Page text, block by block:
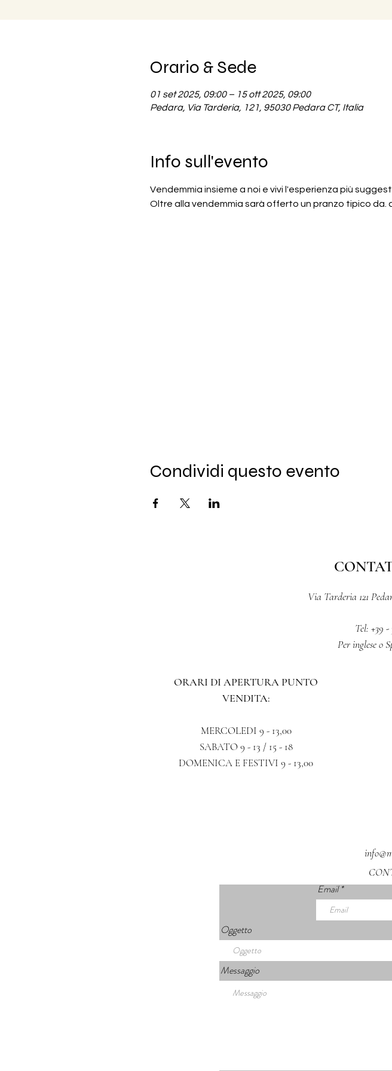
Orario & Sede
01 set 2025, 09:00 – 15 ott 2025, 09:00
Pedara, Via Tarderia, 121, 95030 Pedara CT, Italia
Info sull'evento
Vendemmia insieme a noi e vivi l'esperienza più
Oltre alla vendemmia sarà offerto un pranzo tipico da.
Condividi questo evento
Via Tarderia 121
Tel: +39
Per inglese o
ORARI DI APERTURA PUNTO
VENDITA:
MERCOLEDI 9 - 13,00
SABATO 9 - 13 /15 - 18
DOMENICA E FESTIVI 9 - 13,00
Email
Oggetto
Messaggio